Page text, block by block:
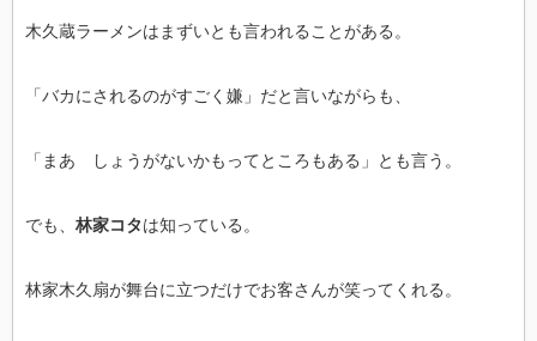
木久蔵ラーメンはまずいとも言われることがある。
「バカにされるのがすごく嫌」だと言いながらも、
「まあ しょうがないかもってところもある」とも言う。
でも、 林家コタは知っている。
林家木久扇が舞台に立つだけでお客さんが笑ってくれる。